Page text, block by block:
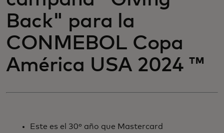
Back" para la
CONMEBOL Copa
América USA 2024 ™
Este es el 30º año que Mastercard